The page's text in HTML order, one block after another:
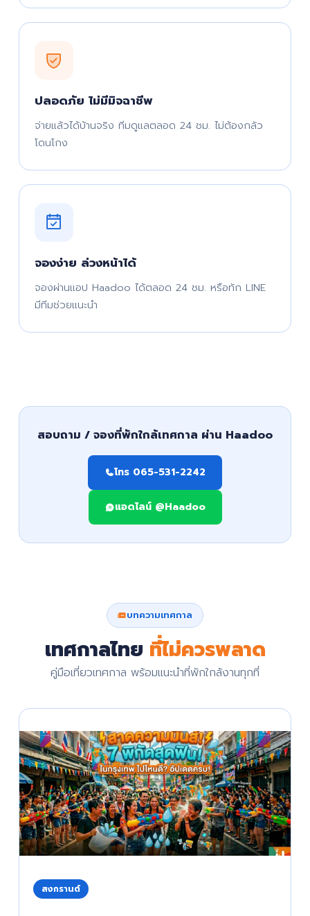
ปลอดภัย ไม่มีมิจฉาชีพ
จ่ายแล้วได้บ้านจริง ทีมดูแลตลอด 24 ชม. ไม่ต้องกลัว
โดนโกง
จองง่าย ล่วงหน้าได้
จองผ่านแอป Haadoo ได้ตลอด 24 ชม. หรือทัก LINE
มีทีมช่วยแนะนำ
สอบถาม / จองที่พักใกล้เทศกาล ผ่าน Haadoo
โทร 065-531-2242
แอดไลน์ @Haadoo
บทความเทศกาล
เทศกาลไทย ที่ไม่ควรพลาด
คู่มือเที่ยวเทศกาล พร้อมแนะนำที่พักใกล้งานทุกที่
สงกรานต์